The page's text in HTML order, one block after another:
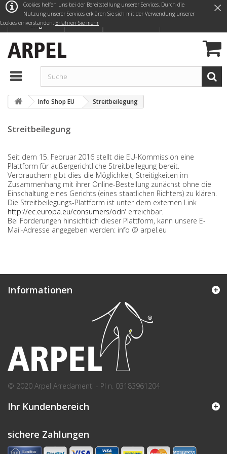
Anmelden
Blog
×
Cookies helfen uns bei der Bereitstellung unserer Services. Durch die
Nutzung unserer Services erklären Sie sich mit der Verwendung unserer
Cookies einverstanden. Erfahren Sie mehr
Info Shop EU Streitbeilegung
Streitbeilegung
Seit dem 15. Februar 2016 stellt die EU-Kommission eine
Plattform für außergerichtliche Streitbeilegung bereit.
Verbrauchern gibt dies die Möglichkeit, Streitigkeiten im
Zusammenhang mit ihrer Online-Bestellung zunächst ohne die
Einschaltung eines Gerichts (eines staatlichen Richters) zu klären.
Die Streitbeilegungs-Plattform ist unter dem externen Link
http://ec.europa.eu/consumers/odr/ erreichbar.
Bei Forderungen hinsichtlich dieser Plattform, kann unsere E-
Mail-Adresse angegeben werden: info @ arpel.eu
Informationen
© 2020 Arpel Arredamenti - PI n. 03183961204
Ihr Kundenbereich
sichere Zahlungen